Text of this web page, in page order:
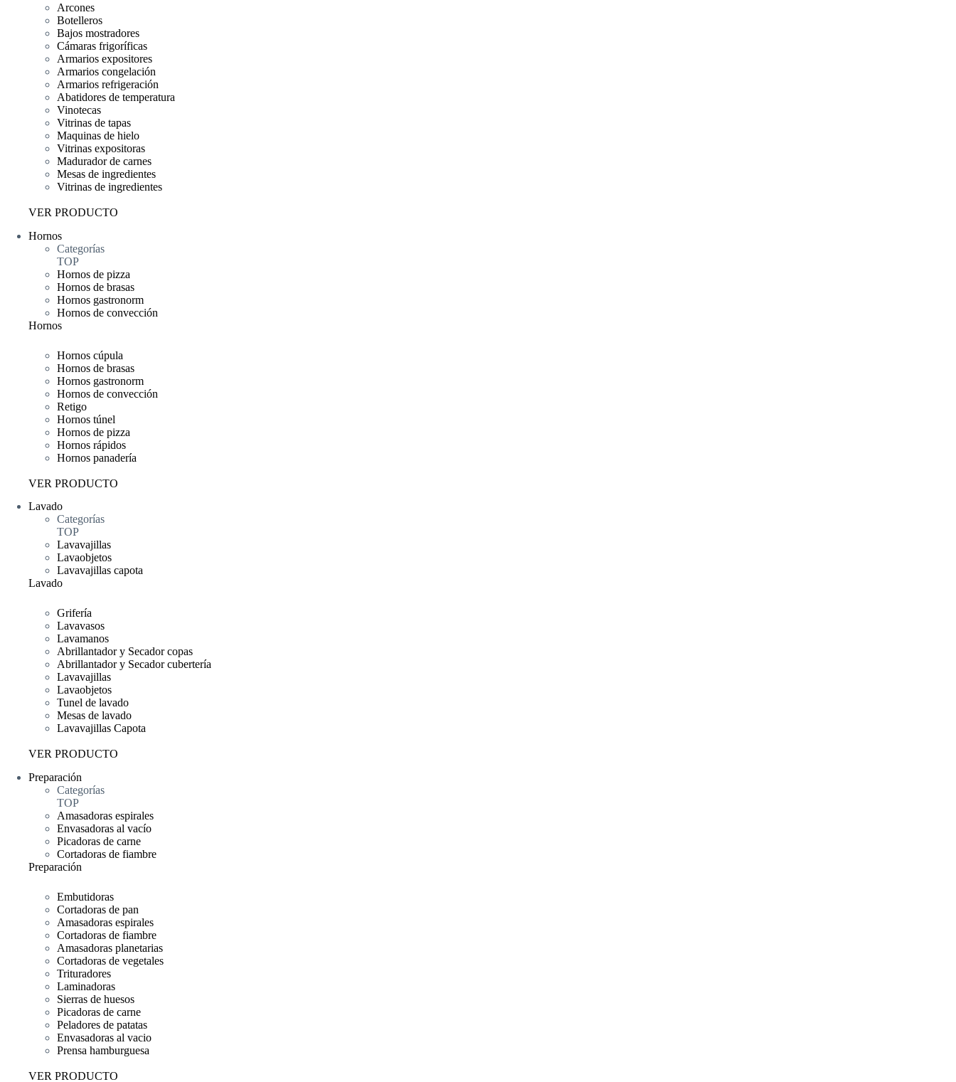
Arcones
Botelleros
Bajos mostradores
Cámaras frigoríficas
Armarios expositores
Armarios congelación
Armarios refrigeración
Abatidores de temperatura
Vinotecas
Vitrinas de tapas
Maquinas de hielo
Vitrinas expositoras
Madurador de carnes
Mesas de ingredientes
Vitrinas de ingredientes
VER PRODUCTO
Hornos
Categorías
TOP
Hornos de pizza
Hornos de brasas
Hornos gastronorm
Hornos de convección
Hornos
Hornos cúpula
Hornos de brasas
Hornos gastronorm
Hornos de convección
Retigo
Hornos túnel
Hornos de pizza
Hornos rápidos
Hornos panadería
VER PRODUCTO
Lavado
Categorías
TOP
Lavavajillas
Lavaobjetos
Lavavajillas capota
Lavado
Grifería
Lavavasos
Lavamanos
Abrillantador y Secador copas
Abrillantador y Secador cubertería
Lavavajillas
Lavaobjetos
Tunel de lavado
Mesas de lavado
Lavavajillas Capota
VER PRODUCTO
Preparación
Categorías
TOP
Amasadoras espirales
Envasadoras al vacío
Picadoras de carne
Cortadoras de fiambre
Preparación
Embutidoras
Cortadoras de pan
Amasadoras espirales
Cortadoras de fiambre
Amasadoras planetarias
Cortadoras de vegetales
Trituradores
Laminadoras
Sierras de huesos
Picadoras de carne
Peladores de patatas
Envasadoras al vacio
Prensa hamburguesa
VER PRODUCTO